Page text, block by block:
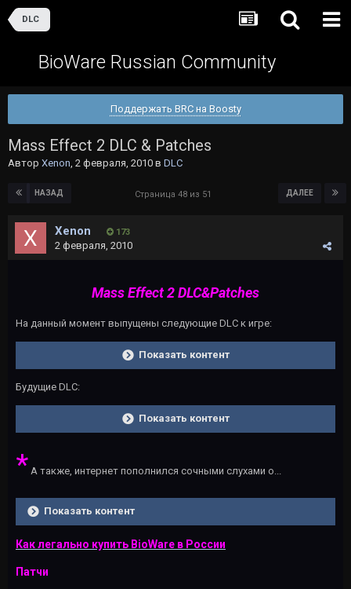
DLC
BioWare Russian Community
Поддержать BRC на Boosty
Mass Effect 2 DLC & Patches
Автор Xenon, 2 февраля, 2010 в DLC
НАЗАД ДАЛЕЕ
Страница 48 из 51
Xenon 173
2 февраля, 2010
Mass Effect 2 DLC&Patches
На данный момент выпущены следующие DLC к игре:
Показать контент
Будущие DLC:
Показать контент
* А также, интернет пополнился сочными слухами о...
Показать контент
Как легально купить BioWare в России
Патчи